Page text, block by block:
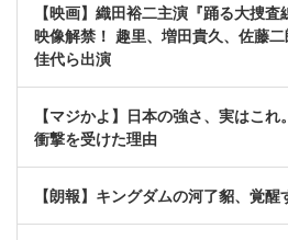
【映画】織田裕二主演『踊る大捜
映像解禁！ 趣里、増田貴久、佐藤
佳代ら出演
【マジかよ】日本の強さ、実はこ
衝撃を受けた理由
【朗報】キングダムの河了貂、覚醒